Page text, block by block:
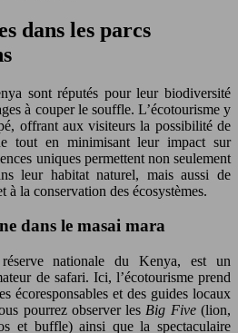
dans les parcs
sont réputés pour leur biodiversité
à couper le souffle. L’écotourisme y
offrant aux visiteurs la possibilité de
tout en minimisant leur impact sur
uniques permettent non seulement
leur habitat naturel, mais aussi de
la conservation des écosystèmes.
dans le masai mara
nationale du Kenya, est un
de safari. Ici, l’écotourisme prend
écoresponsables et des guides locaux
pourrez observer les Big Five(lion,
et buffle) ainsi que la spectaculaire